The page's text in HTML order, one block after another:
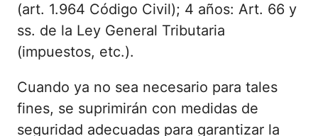
(art. 1.964 Código Civil); 4 años: Art. 66 y
ss. de la Ley General Tributaria
(impuestos, etc.).
Cuando ya no sea necesario para tales
fines, se suprimirán con medidas de
seguridad adecuadas para garantizar la